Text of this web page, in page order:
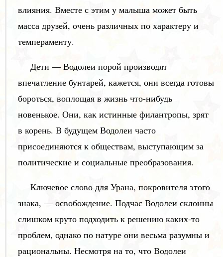
влияния. Вместе с этим у малыша может быть
масса друзей, очень различных по характеру и
темпераменту.
Дети — Водолеи порой производят
впечатление бунтарей, кажется, они всегда готовы
бороться, воплощая в жизнь что-нибудь
новенькое. Они, как истинные филантропы, зрят
в корень. В будущем Водолеи часто
присоединяются к обществам, выступающим за
политические и социальные преобразования.
Ключевое слово для Урана, покровителя этого
знака, — освобождение. Подчас Водолеи склонны
слишком круто подходить к решению каких-то
проблем, однако по натуре они весьма разумны и
рациональны. Несмотря на то, что Водолеи